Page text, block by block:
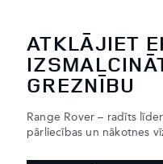
ATKLĀJIET
GREZNĪBU
Range Rover – radīts
pārliecības un nākotnes